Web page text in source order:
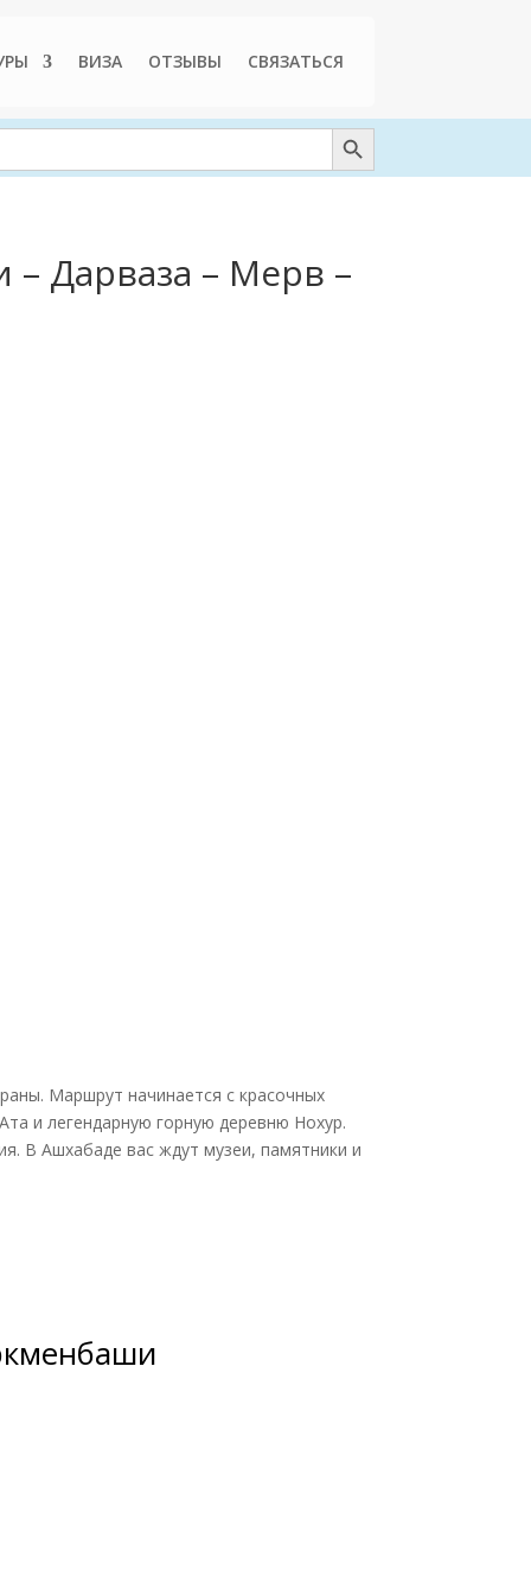
ВИЗА ОТЗЫВЫ СВЯЗАТЬСЯ
Search Button
Дарваза – Мерв –
Маршрут начинается с красочных
и легендарную горную деревню Нохур.
В Ашхабаде вас ждут музеи, памятники и